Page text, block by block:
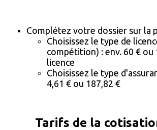
Complétez votre dossier sur la
Choisissez le type de
compétition) : env. 60 € ou
licence
Choisissez le type
4,61 € ou 187,82 €
Tarifs de la